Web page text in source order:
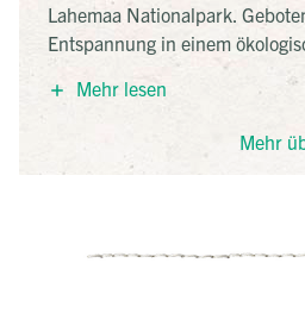
Lahemaa Nationalpark.
Entspannung in einem
romantische Unterbringung in
historischen Gutsgebäuden,
Mehr lesen
Mehr